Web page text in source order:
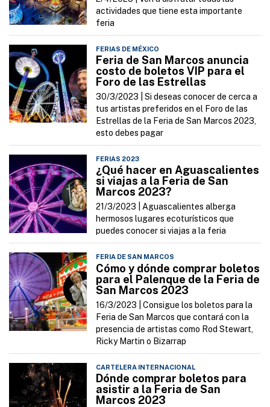
actividades que tiene esta importante
feria
FERIAS DE MÉXICO
Feria de San Marcos anuncia
costo de boletos VIP para el
Foro de las Estrellas
30/3/2023 |Si deseas conocer de cerca a
tus artistas preferidos en el Foro de las
Estrellas de la Feria de San Marcos 2023,
esto debes pagar
FERIAS 2023
¿Qué hacer en Aguascalientes
si viajas a la Feria de San
Marcos 2023?
21/3/2023 |Aguascalientes alberga
hermosos lugares ecoturísticos que
puedes conocer si viajas a la feria
FERIA DE SAN MARCOS
Cómo y dónde comprar boletos
para el Palenque de la Feria de
San Marcos 2023
16/3/2023 |Consigue los boletos para la
Feria de San Marcos que contará con la
presencia de artistas como Rod Stewart,
Ricky Martin o Bizarrap
CARTELERA INTERNACIONAL
Dónde comprar boletos para
asistir a la Feria de San
Marcos 2023